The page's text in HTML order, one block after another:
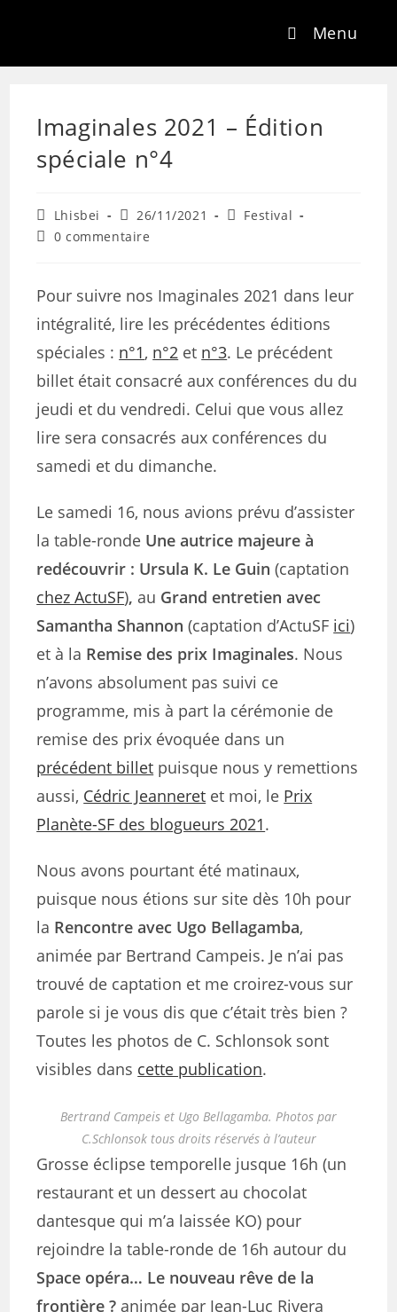
Menu
Imaginales 2021 – Édition
spéciale n°4
Lhisbei 26/11/2021
Festival
0 commentaire
Pour suivre nos Imaginales 2021 dans leur
intégralité, lire les précédentes éditions
spéciales : n°1, n°2 et n°3. Le précédent
billet était consacré aux conférences du du
jeudi et du vendredi. Celui que vous allez
lire sera consacrés aux conférences du
samedi et du dimanche.
Le samedi 16, nous avions prévu d’assister
la table-ronde Une autrice majeure à
redécouvrir : Ursula K. Le Guin(captation
chez ActuSF), au Grand entretien avec
Samantha Shannon(captation d’ActuSF ici)
et à la Remise des prix Imaginales. Nous
n’avons absolument pas suivi ce
programme, mis à part la cérémonie de
remise des prix évoquée dans un
précédent billet puisque nous y remettions
aussi, Cédric Jeanneret et moi, le Prix
Planète-SF des blogueurs 2021.
Nous avons pourtant été matinaux,
puisque nous étions sur site dès 10h pour
la Rencontre avec Ugo Bellagamba,
animée par Bertrand Campeis. Je n’ai pas
trouvé de captation et me croirez-vous sur
parole si je vous dis que c’était très bien ?
Toutes les photos de C. Schlonsok sont
visibles dans cette publication.
Bertrand Campeis et Ugo Bellagamba. Photos par
C.Schlonsok tous droits réservés à l’auteur
Grosse éclipse temporelle jusque 16h (un
restaurant et un dessert au chocolat
dantesque qui m’a laissée KO) pour
rejoindre la table-ronde de 16h autour du
Space opéra… Le nouveau rêve de la
frontière ? animée par Jean-Luc Rivera